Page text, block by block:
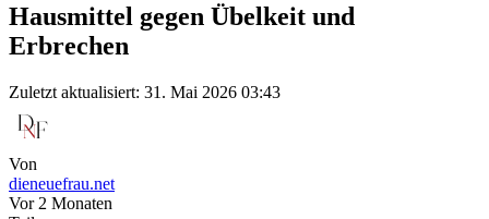
Hausmittel gegen Übelkeit und
Erbrechen
Zuletzt aktualisiert: 31. Mai 2026 03:43
Von
dieneuefrau.net
Vor 2 Monaten